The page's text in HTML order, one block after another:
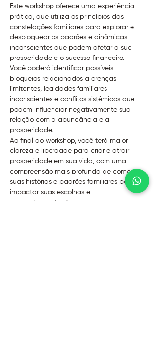
Este workshop oferece uma experiência
prática, que utiliza os princípios das
constelações familiares para explorar e
desbloquear os padrões e dinâmicas
inconscientes que podem afetar a sua
prosperidade e o sucesso financeiro.
Você poderá identificar possíveis
bloqueios relacionados a crenças
limitantes, lealdades familiares
inconscientes e conflitos sistêmicos que
podem influenciar negativamente sua
relação com a abundância e a
prosperidade.
Ao final do workshop, você terá maior
clareza e liberdade para criar e atrair
prosperidade em sua vida, com uma
compreensão mais profunda de como
suas histórias e padrões familiares podem
impactar suas escolhas e
comportamentos financeiros.